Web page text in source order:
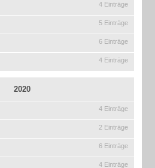
4 Einträge
5 Einträge
6 Einträge
4 Einträge
2020
4 Einträge
2 Einträge
6 Einträge
4 Einträge